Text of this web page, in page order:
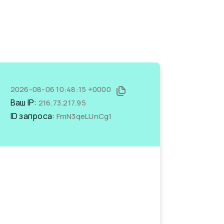
2026-08-06 10:48:15 +0000
Ваш IP: 216.73.217.95
ID запроса: FmN3qeLUnCg1